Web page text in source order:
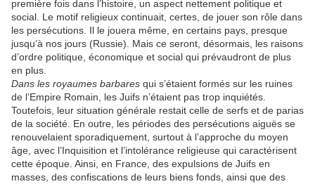
première fois dans l’histoire, un aspect nettement politique et
social. Le motif religieux continuait, certes, de jouer son rôle dans
les persécutions. Il le jouera même, en certains pays, presque
jusqu’à nos jours (Russie). Mais ce seront, désormais, les raisons
d’ordre politique, économique et social qui prévaudront de plus
en plus.
Dans les royaumes barbares qui s’étaient formés sur les ruines
de l’Empire Romain, les Juifs n’étaient pas trop inquiétés.
Toutefois, leur situation générale restait celle de serfs et de parias
de la société. En outre, les périodes des persécutions aiguës se
renouvelaient sporadiquement, surtout à l’approche du moyen
âge, avec l’Inquisition et l’intolérance religieuse qui caractérisent
cette époque. Ainsi, en France, des expulsions de Juifs en
masses, des confiscations de leurs biens fonds, ainsi que des